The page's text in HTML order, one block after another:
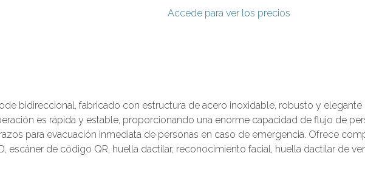
Accede para ver los precios
bidireccional, fabricado con estructura de acero inoxidable, robusto y
es rápida y estable, proporcionando una enorme capacidad de flujo de
para evacuación inmediata de personas en caso de emergencia. Ofrece
escáner de código QR, huella dactilar, reconocimiento facial, huella dactilar de